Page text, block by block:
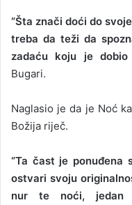
“Šta znači doći do
treba da teži da
zadaću koju je dobio
Bugari.
Naglasio je da je Noć
Božija riječ.
“Ta čast je ponuđena
ostvari svoju
nur te noći, jedan